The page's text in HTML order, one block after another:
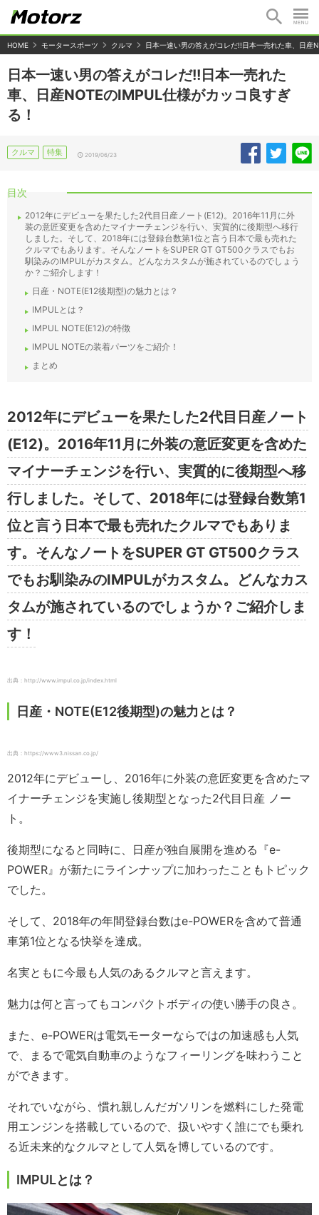
HOME モータースポーツ クルマ 日本一速い男の答えがコレだ!!日本一売れた車、日産
日本一速い男の答えがコレだ!!日本一売れた
車、日産NOTEのIMPUL仕様がカッコ良すぎ
る！
クルマ 特集 2019/06/23
目次
2012年にデビューを果たした2代目日産ノート(E12)。2016年11月に外
装の意匠変更を含めたマイナーチェンジを行い、実質的に後期型へ移行
しました。そして、2018年には登録台数第1位と言う日本で最も売れた
クルマでもあります。そんなノートをSUPER GT GT500クラスでもお
馴染みのIMPULがカスタム。どんなカスタムが施されているのでしょう
か？ご紹介します！
日産・NOTE(E12後期型)の魅力とは？
IMPULとは？
IMPUL NOTE(E12)の特徴
IMPUL NOTEの装着パーツをご紹介！
まとめ
2012年にデビューを果たした2代目日産ノート
(E12)。2016年11月に外装の意匠変更を含めた
マイナーチェンジを行い、実質的に後期型へ移
行しました。そして、2018年には登録台数第1
位と言う日本で最も売れたクルマでもありま
す。そんなノートをSUPER GT GT500クラス
でもお馴染みのIMPULがカスタム。どんなカス
タムが施されているのでしょうか？ご紹介しま
す！
出典：http://www.impul.co.jp/index.html
日産・NOTE(E12後期型)の魅力とは？
出典：https://www3.nissan.co.jp/
2012年にデビューし、2016年に外装の意匠変更を含めたマ
イナーチェンジを実施し後期型となった2代目日産 ノー
ト。
後期型になると同時に、日産が独自展開を進める『e-
POWER』が新たにラインナップに加わったこともトピック
でした。
そして、2018年の年間登録台数はe-POWERを含めて普通
車第1位となる快挙を達成。
名実ともに今最も人気のあるクルマと言えます。
魅力は何と言ってもコンパクトボディの使い勝手の良さ。
また、e-POWERは電気モーターならではの加速感も人気
で、まるで電気自動車のようなフィーリングを味わうこと
ができます。
それでいながら、慣れ親しんだガソリンを燃料にした発電
用エンジンを搭載しているので、扱いやすく誰にでも乗れ
る近未来的なクルマとして人気を博しているのです。
IMPULとは？